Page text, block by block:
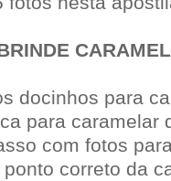
docinhos para
para caramelar
com fotos
correto da